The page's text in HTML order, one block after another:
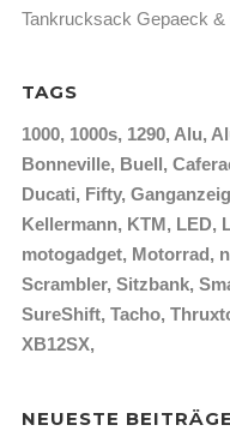
Tankrucksack Gepaeck &
TAGS
1000 1000s 1290 Alu
Bonneville Buell
Ducati Fifty
Kellermann KTM LED
motogadget Motorrad
Scrambler Sitzbank
SureShift Tacho
XB12SX
NEUESTE BEITRÄGE